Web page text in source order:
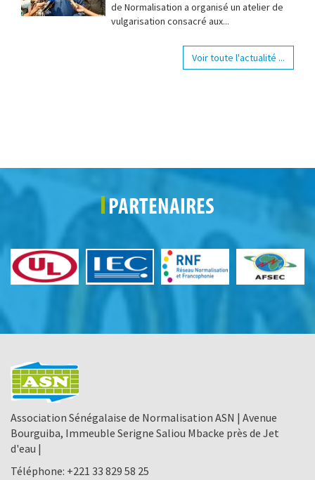
de Normalisation a organisé un atelier de
vulgarisation consacré aux...
Voir toute l'actualité ...
PARTENAIRES
Association Sénégalaise de Normalisation ASN | Avenue
Bourguiba, Immeuble Serigne Saliou Mbacke près de Jet
d'eau |
Téléphone: +221 33 829 58 25